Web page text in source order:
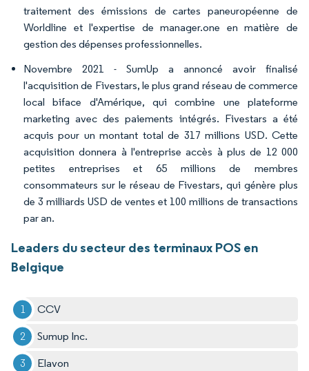
traitement des émissions de cartes paneuropéenne de
Worldline et l'expertise de manager.one en matière de
gestion des dépenses professionnelles.
Novembre 2021 - SumUp a annoncé avoir finalisé
l'acquisition de Fivestars, le plus grand réseau de commerce
local biface d'Amérique, qui combine une plateforme
marketing avec des paiements intégrés. Fivestars a été
acquis pour un montant total de 317 millions USD. Cette
acquisition donnera à l'entreprise accès à plus de 12 000
petites entreprises et 65 millions de membres
consommateurs sur le réseau de Fivestars, qui génère plus
de 3 milliards USD de ventes et 100 millions de transactions
par an.
Leaders du secteur des terminaux POS en
Belgique
CCV
Sumup Inc.
Elavon